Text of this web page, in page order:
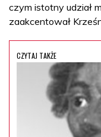
czym istotny udział
zaakcentował
CZYTAJ TAKŻE